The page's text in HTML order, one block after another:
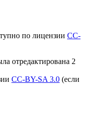
по лицензии CC-
отредактирована 2
CC-BY-SA 3.0 (если